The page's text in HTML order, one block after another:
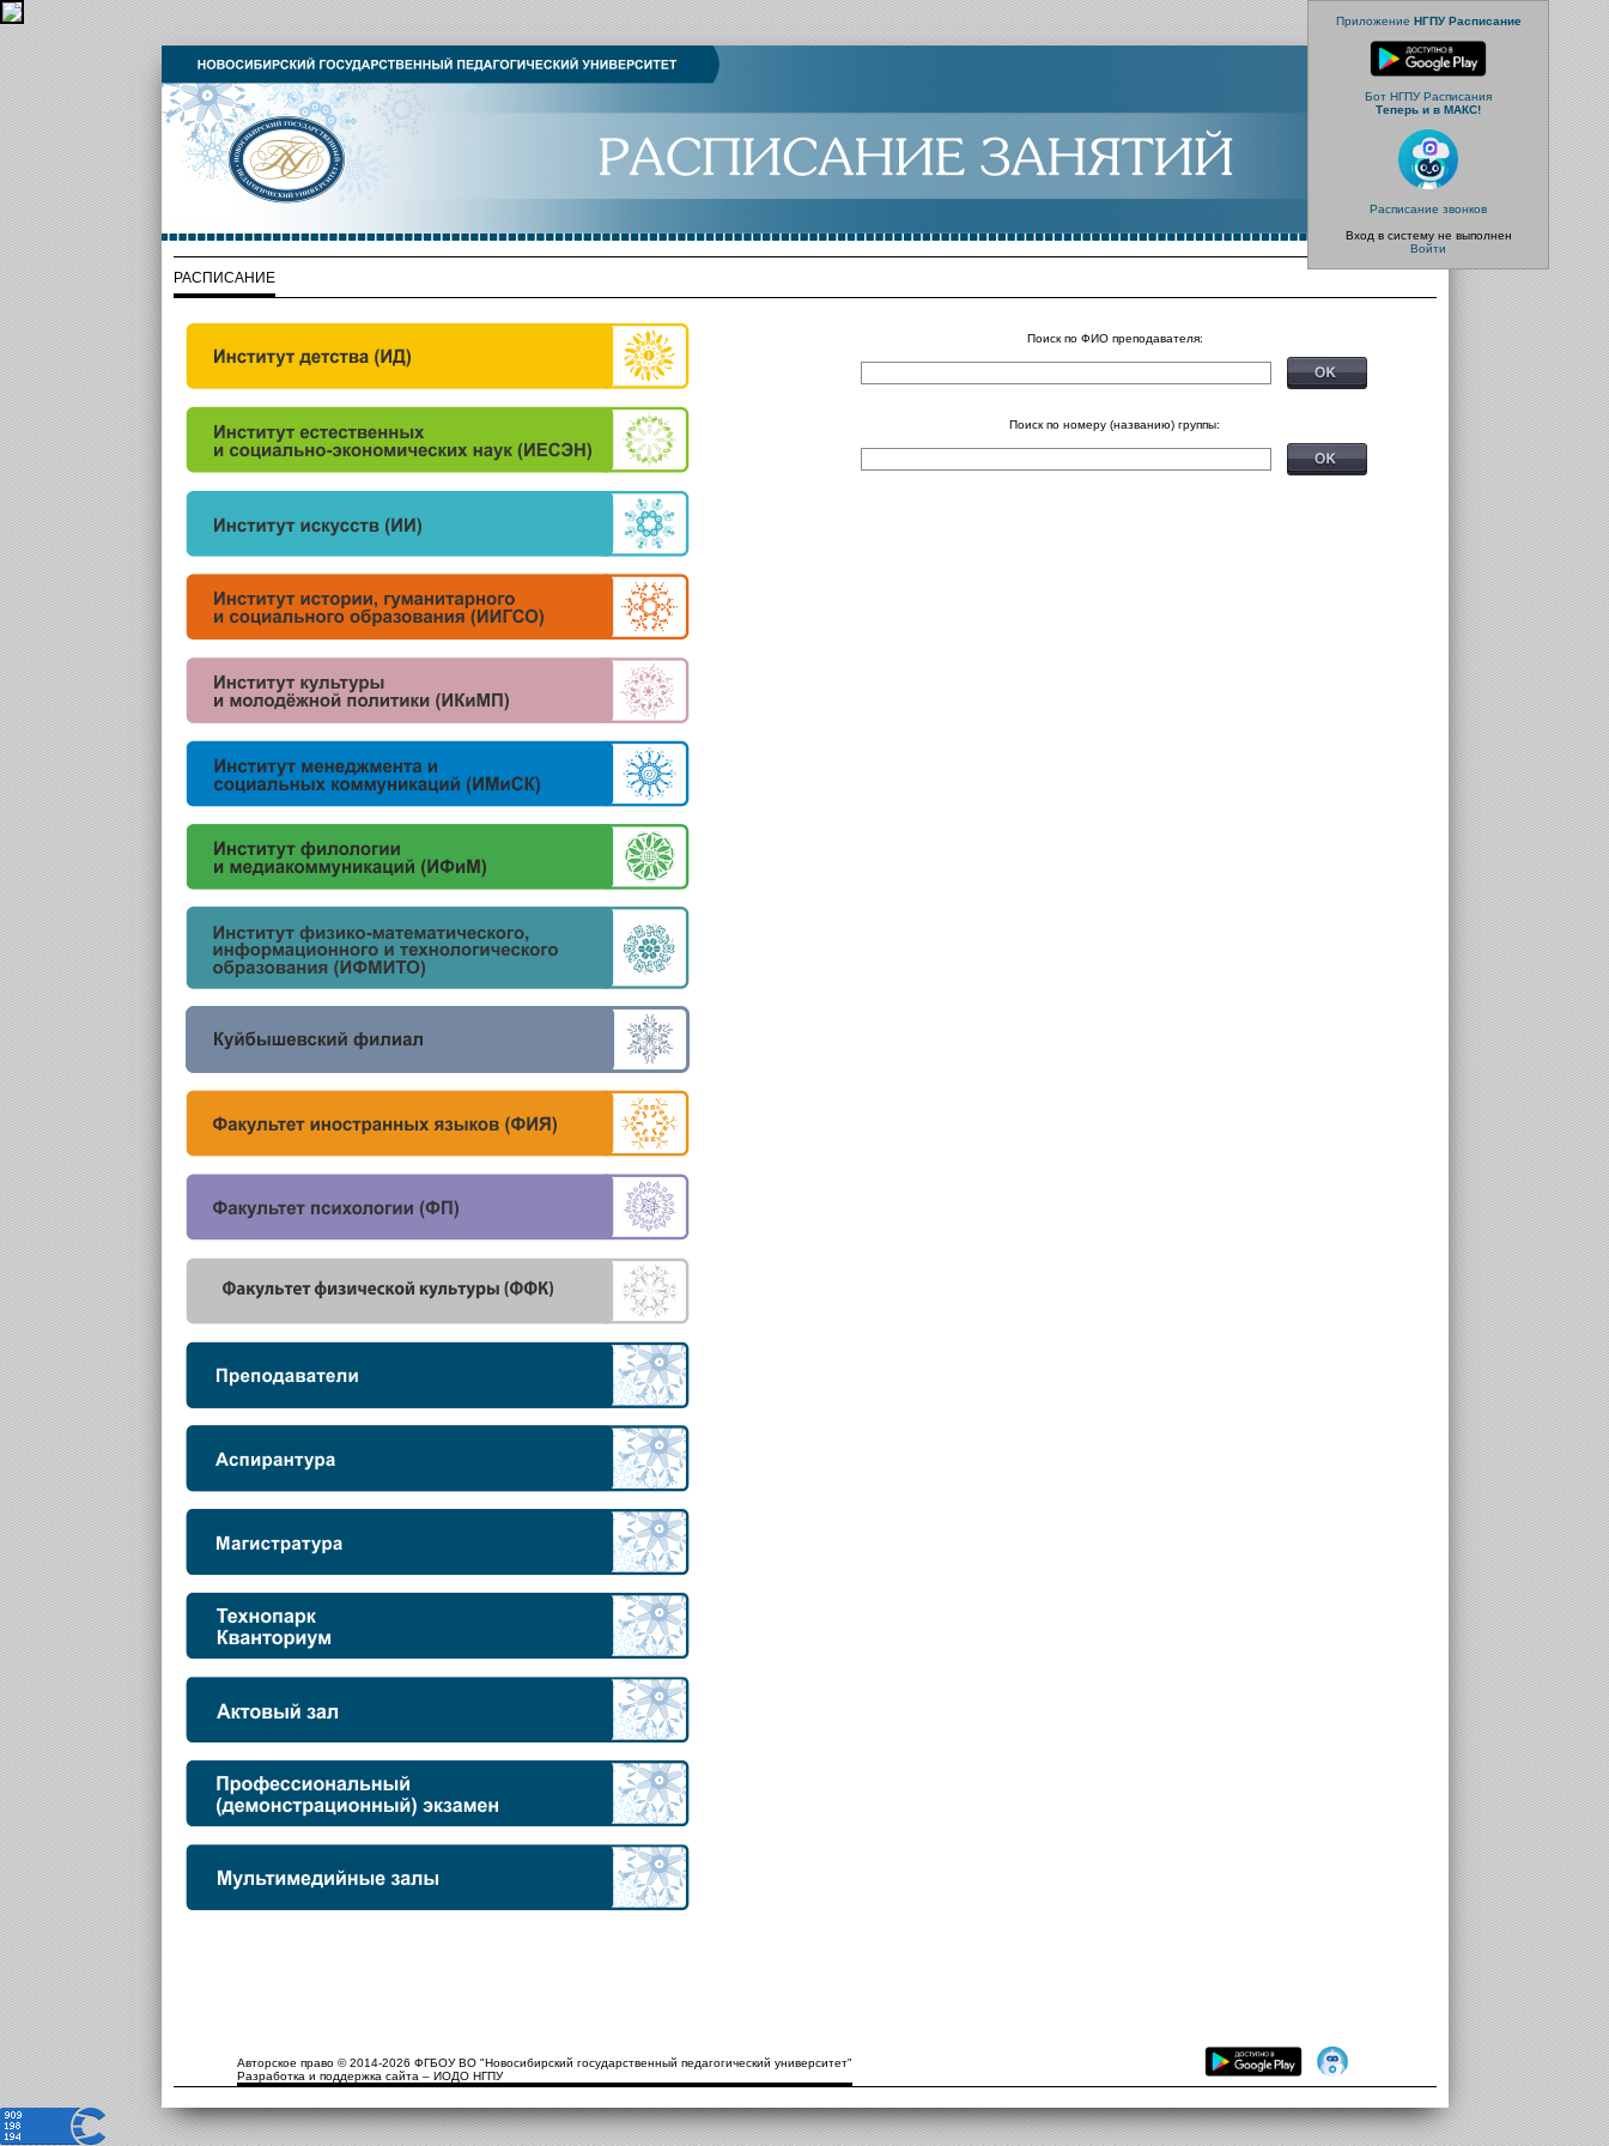
Приложение НГПУ Расписание
Бот НГПУ Расписания
Теперь и в МАКС!
Расписание звонков
Вход в систему не выполнен
Войти
РАСПИСАНИЕ
Поиск по ФИО преподавателя:
Поиск по номеру (названию) группы:
Авторское право © 2014-2026 ФГБОУ ВО "Новосибирский государственный педагогический университет"
Разработка и поддержка сайта – ИОДО НГПУ